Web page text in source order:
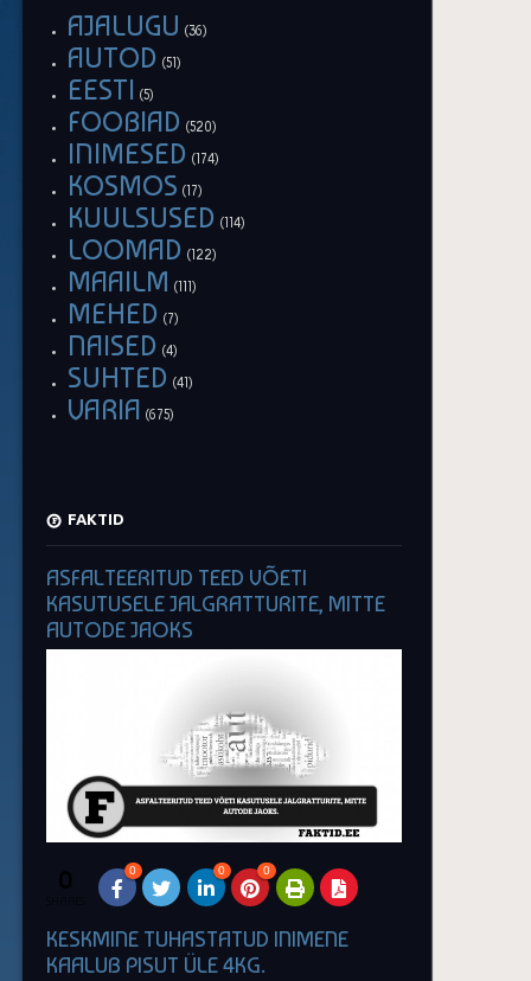
AJALUGU (36)
AUTOD (51)
EESTI (5)
FOOBIAD (520)
INIMESED (174)
KOSMOS (17)
KUULSUSED (114)
LOOMAD (122)
MAAILM (111)
MEHED (7)
NAISED (4)
SUHTED (41)
VARIA (675)
FAKTID
ASFALTEERITUD TEED VÕETI
KASUTUSELE JALGRATTURITE, MITTE
AUTODE JAOKS
0 0 0 0
KESKMINE TUHASTATUD INIMENE
KAALUB PISUT ÜLE 4KG.